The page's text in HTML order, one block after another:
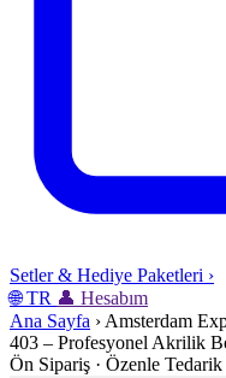
Setler & Hediye Paketleri ›
🌐 TR 👤 Hesabım
Ana Sayfa › Amsterdam
403 – Profesyonel Akrilik
Ön Sipariş · Özenle Tedarik